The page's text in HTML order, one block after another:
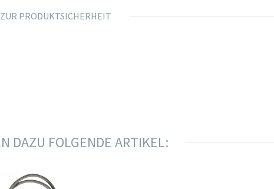
PRODUKTSICHERHEIT
DAZU FOLGENDE ARTIKEL: